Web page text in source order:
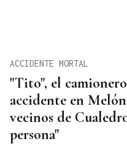
"Tito", el
accidente en
vecinos de
persona"
ACCIDENTE MORTAL